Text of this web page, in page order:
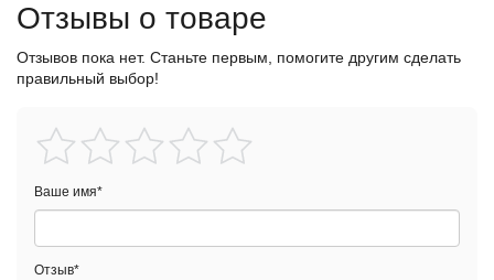
Отзывы о товаре
Отзывов пока нет. Станьте первым, помогите другим сделать
правильный выбор!
Ваше имя*
Отзыв*